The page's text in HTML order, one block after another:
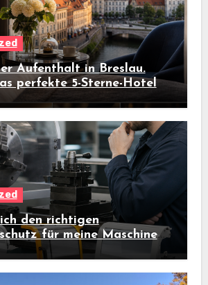
Aufenthalt in Breslau.
perfekte 5-Sterne-Hotel
den richtigen
für meine Maschine